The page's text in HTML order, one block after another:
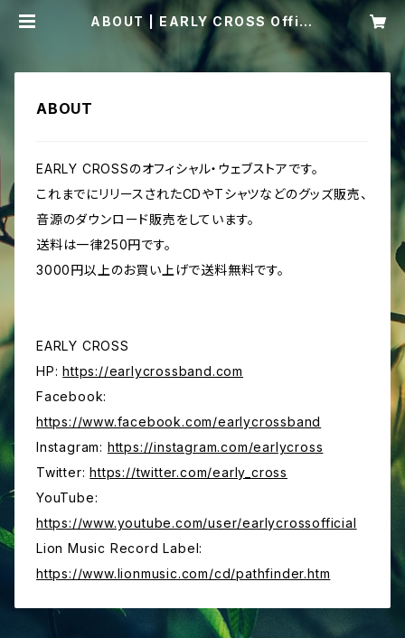
ABOUT | EARLY CROSS Offici
al Store
ABOUT
EARLY CROSSのオフィシャル・ウェブストアです。
これまでにリリースされたCDやTシャツなどのグッズ販売、
音源のダウンロード販売をしています。
送料は一律250円です。
3000円以上のお買い上げで送料無料です。
EARLY CROSS
HP:https://earlycrossband.com
Facebook:
https://www.facebook.com/earlycrossband
Instagram: https://instagram.com/earlycross
Twitter:https://twitter.com/early_cross
YouTube:
https://www.youtube.com/user/earlycrossofficial
Lion Music Record Label:
https://www.lionmusic.com/cd/pathfinder.htm